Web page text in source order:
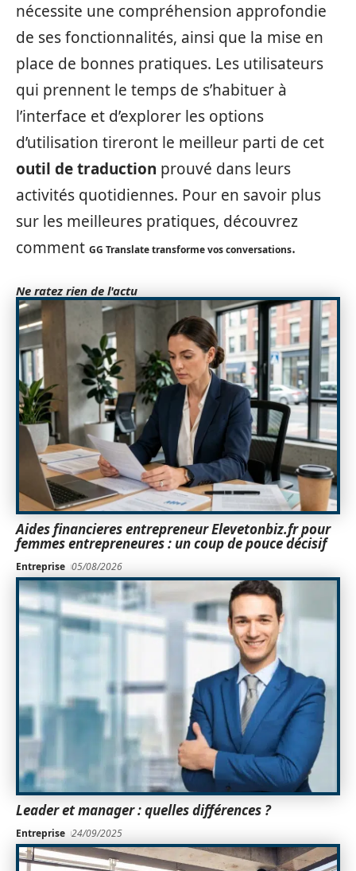
nécessite une compréhension approfondie
de ses fonctionnalités, ainsi que la mise en
place de bonnes pratiques. Les utilisateurs
qui prennent le temps de s’habituer à
l’interface et d’explorer les options
d’utilisation tireront le meilleur parti de cet
outil de traduction prouvé dans leurs
activités quotidiennes. Pour en savoir plus
sur les meilleures pratiques, découvrez
comment GG Translate transforme vos conversations.
Ne ratez rien de l'actu
Aides financieres entrepreneur Elevetonbiz.fr pour
femmes entrepreneures : un coup de pouce décisif
Entreprise 05/08/2026
Leader et manager : quelles différences ?
Entreprise 24/09/2025